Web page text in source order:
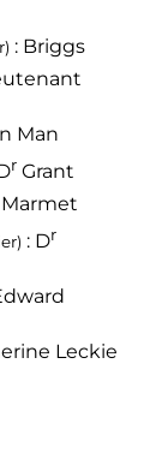
: Briggs
Man
rGrant
: Dr
Leckie